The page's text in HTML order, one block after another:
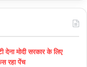
देना मोदी सरकार के लिए
रहा पेंच